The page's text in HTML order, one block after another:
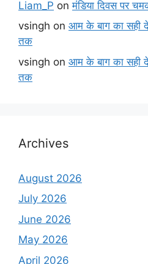
Liam_P onमंडिया दिवस पर
vsingh on आम के बाग का सही
तक
vsingh on आम के बाग का सही
तक
Archives
August 2026
July 2026
June 2026
May 2026
April 2026